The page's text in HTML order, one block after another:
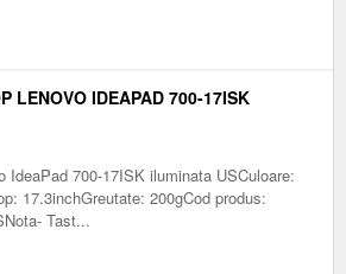
LENOVO IDEAPAD 700-17ISK
IdeaPad 700-17ISK iluminata USCuloare:
17.3inchGreutate: 200gCod produs:
Tast...